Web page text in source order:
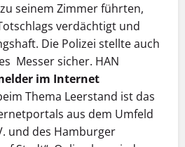
seinem Zimmer führten,
verdächtigt und
Die Polizei stellte auch
Messer sicher. HAN
im Internet
Thema Leerstand ist das
aus dem Umfeld
und des Hamburger